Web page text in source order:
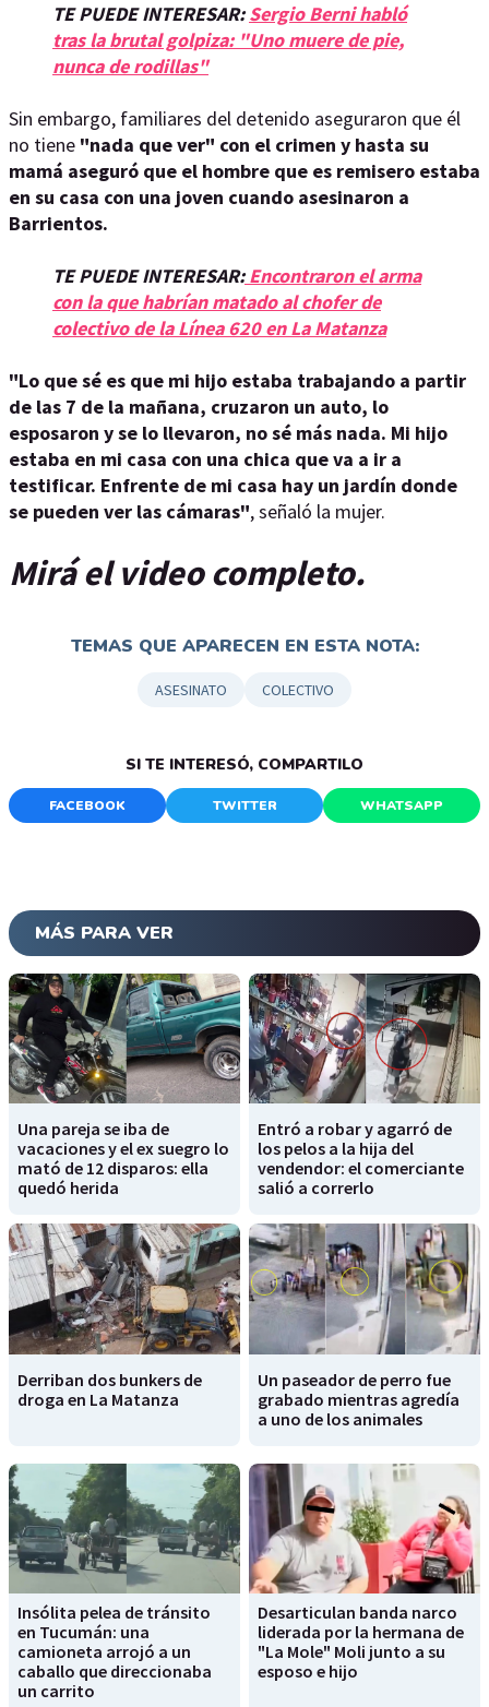
TE PUEDE INTERESAR:Sergio Berni habló
tras la brutal golpiza: "Uno muere de pie,
nunca de rodillas"
Sin embargo, familiares del detenido aseguraron que él
no tiene "nada que ver" con el crimen y hasta su
mamá aseguró que el hombre que es remisero estaba
en su casa con una joven cuando asesinaron a
Barrientos.
TE PUEDE INTERESAR:Encontraron el arma
con la que habrían matado al chofer de
colectivo de la Línea 620 en La Matanza
"Lo que sé es que mi hijo estaba trabajando a partir
de las 7 de la mañana, cruzaron un auto, lo
esposaron y se lo llevaron, no sé más nada. Mi hijo
estaba en mi casa con una chica que va a ir a
testificar. Enfrente de mi casa hay un jardín donde
se pueden ver las cámaras", señaló la mujer.
Mirá el video completo.
TEMAS QUE APARECEN EN ESTA NOTA:
ASESINATO COLECTIVO
SI TE INTERESÓ, COMPARTILO
FACEBOOK TWITTER WHATSAPP
MÁS PARA VER
Una pareja se iba de
vacaciones y el ex suegro lo
mató de 12 disparos: ella
quedó herida
Entró a robar y agarró de
los pelos a la hija del
vendendor: el comerciante
salió a correrlo
Derriban dos bunkers de
droga en La Matanza
Un paseador de perro fue
grabado mientras agredía
a uno de los animales
Insólita pelea de tránsito
en Tucumán: una
camioneta arrojó a un
caballo que direccionaba
un carrito
Desarticulan banda narco
liderada por la hermana de
"La Mole" Moli junto a su
esposo e hijo